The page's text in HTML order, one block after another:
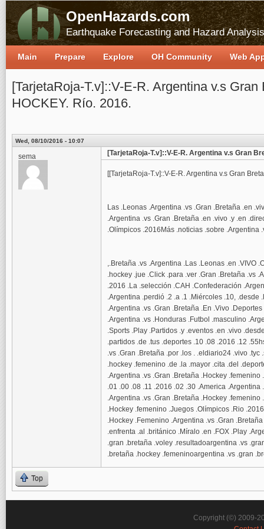
OpenHazards.com
Earthquake Forecasting and Hazard Analysis
[TarjetaRoja-T.v]::V-E-R. Argentina v.s
HOCKEY. Río. 2016.
Wed, 08/10/2016 - 10:07
sema [TarjetaRoja-T.v]::V-E-R. Argentina v.s Gran
[[TarjetaRoja-T.v]::V-E-R. Argentina v.s Gran
Las .Leonas .Argentina .vs .Gran .Bretaña .en
.Argentina .vs .Gran .Bretaña .en .vivo .y .en
.Olímpicos .2016Más .noticias .sobre .Argentina
,.Bretaña .vs .Argentina .Las .Leonas .en .VIVO
.hockey .jue .Click .para .ver .Gran .Bretaña .vs
.2016 .La .selección .CAH .Confederación
.Argentina .perdió .2 .a .1 .Miércoles .10, .desde
.Argentina .vs .Gran .Bretaña .En .Vivo
.Argentina .vs .Honduras .Futbol .masculino
.Sports .Play .Partidos .y .eventos .en .vivo
.partidos .de .tus .deportes .10 .08 .2016 .12
.vs .Gran .Bretaña .por .los . .eldiario24 .vivo
.hockey .femenino .de .la .mayor .cita .del
.Argentina .vs .Gran .Bretaña .Hockey
.01 .00 .08 .11 .2016 .02 .30 .America
.Argentina .vs .Gran .Bretaña .Hockey
.Hockey .femenino .Juegos .Olímpicos .Rio
.Hockey .Femenino .Argentina .vs .Gran
.enfrenta .al .británico .Míralo .en .FOX .Play
.gran .bretaña .voley .resultadoargentina .vs
.bretaña .hockey .femeninoargentina .vs .gran
Top
Main Prepare Explore OH Community Web
Copyright (©) 2009-